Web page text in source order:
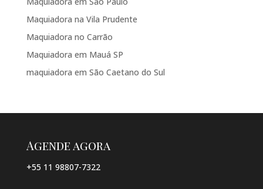
Maquiadora na Vila Prudente
Maquiadora no Carrão
Maquiadora em Mauá SP
maquiadora em São Caetano do Sul
Agende agora
+55 11 98807-7322